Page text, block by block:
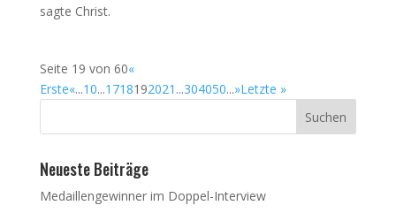
sagte Christ.
Seite 19 von 60«
Erste«...10...1718192021 ...304050...»Letzte »
Neueste Beiträge
Medaillengewinner im Doppel-Interview